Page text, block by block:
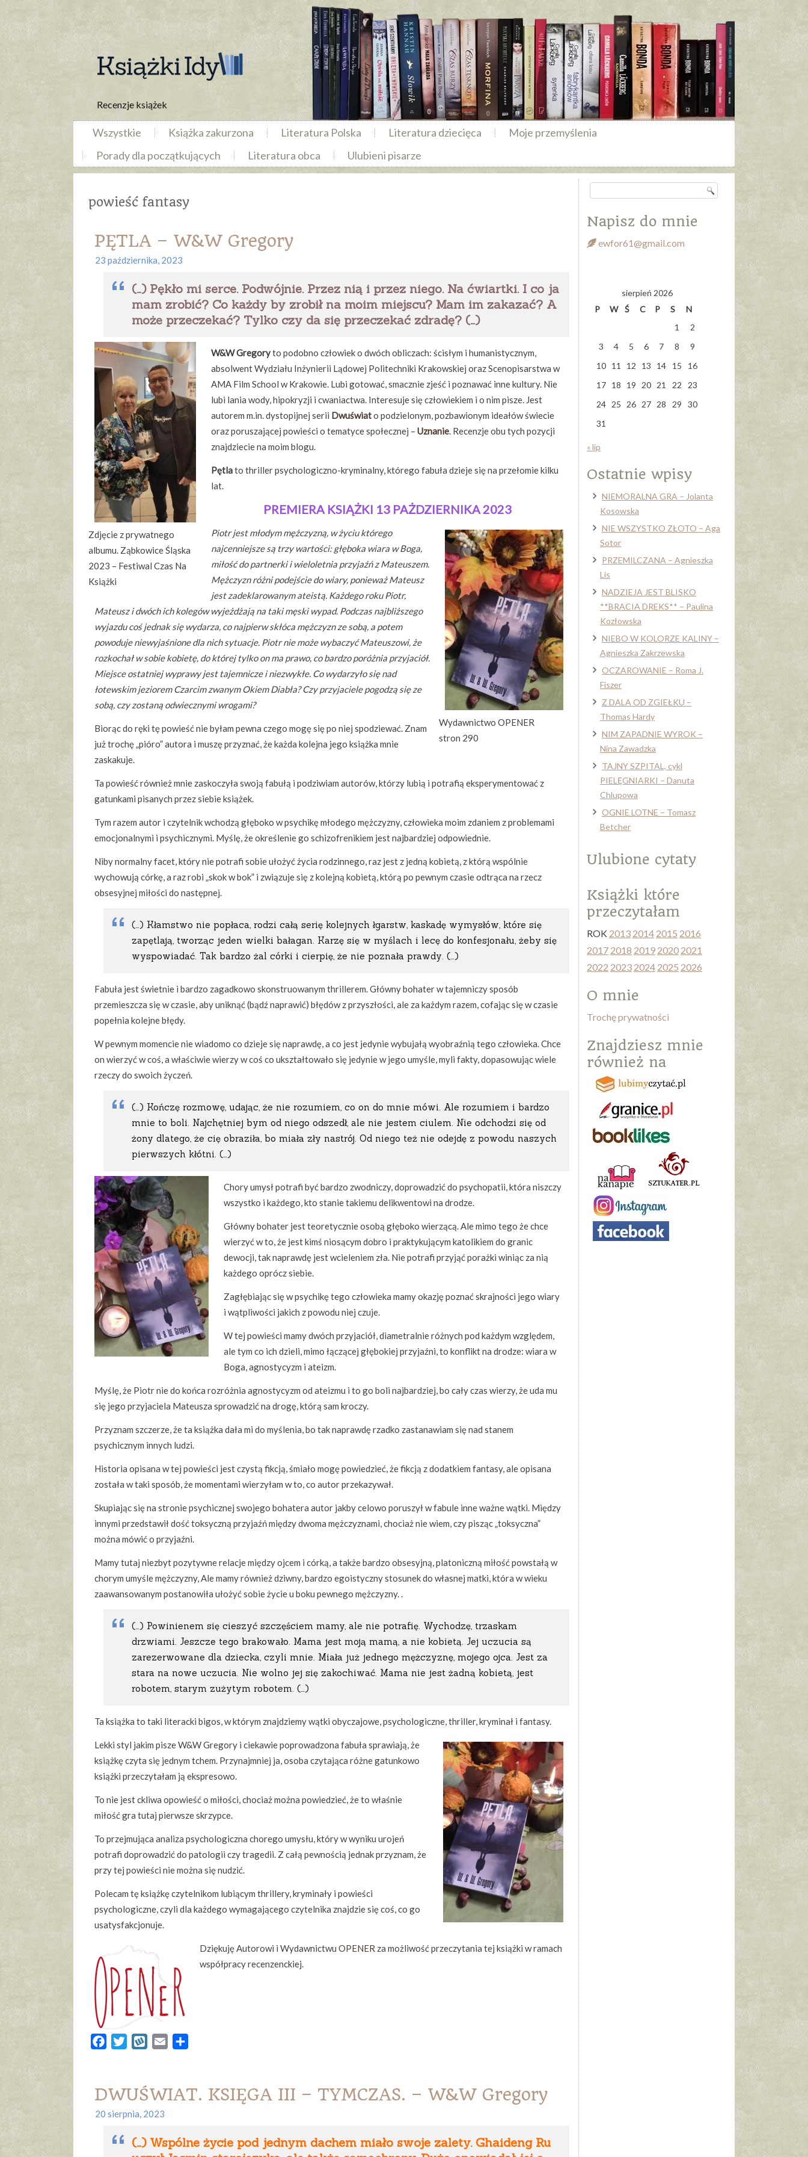
Recenzje książek
Wszystkie Książka zakurzona Literatura Polska Literatura dziecięca
Moje przemyślenia
Porady dla początkujących
Literatura obca Ulubieni pisarze
powieść fantasy
PĘTLA – W&W Gregory
23 października, 2023
(…) Pękło mi serce. Podwójnie. Przez nią i przez niego. Na ćwiartki. I co ja
mam zrobić? Co każdy by zrobił na moim miejscu? Mam im zakazać? A
może przeczekać? Tylko czy da się przeczekać zdradę? (…)
Zdjęcie z prywatnego
albumu. Ząbkowice Śląska
2023 – Festiwal Czas Na
Książki
W&W Gregoryto podobno człowiek o dwóch obliczach: ścisłym i humanistycznym,
absolwent Wydziału Inżynierii Lądowej Politechniki Krakowskiej oraz Scenopisarstwa w
AMA Film School w Krakowie. Lubi gotować, smacznie zjeść i poznawać inne kultury. Nie
lubi lania wody, hipokryzji i cwaniactwa. Interesuje się człowiekiem i o nim pisze. Jest
autorem m.in. dystopijnej serii Dwuświato podzielonym, pozbawionym ideałów świecie
oraz poruszającej powieści o tematyce społecznej – Uznanie. Recenzje obu tych pozycji
znajdziecie na moim blogu.
Pętlato thriller psychologiczno-kryminalny, którego fabuła dzieje się na przełomie kilku
lat.
PREMIERA KSIĄŻKI 13 PAŻDZIERNIKA 2023
Wydawnictwo OPENER
stron 290
Piotr jest młodym mężczyzną, w życiu którego
najcenniejsze są trzy wartości: głęboka wiara w Boga,
miłość do partnerki i wieloletnia przyjaźń z Mateuszem.
Mężczyzn różni podejście do wiary, ponieważ Mateusz
jest zadeklarowanym ateistą. Każdego roku Piotr,
Mateusz i dwóch ich kolegów wyjeżdżają na taki męski wypad. Podczas najbliższego
wyjazdu coś jednak się wydarza, co najpierw skłóca mężczyzn ze sobą, a potem
powoduje niewyjaśnione dla nich sytuacje. Piotr nie może wybaczyć Mateuszowi, że
rozkochał w sobie kobietę, do której tylko on ma prawo, co bardzo poróżnia przyjaciół.
Miejsce ostatniej wyprawy jest tajemnicze i niezwykłe. Co wydarzyło się nad
łotewskim jeziorem Czarcim zwanym Okiem Diabła? Czy przyjaciele pogodzą się ze
sobą, czy zostaną odwiecznymi wrogami?
Biorąc do ręki tę powieść nie byłam pewna czego mogę się po niej spodziewać. Znam
już trochę „pióro” autora i muszę przyznać, że każda kolejna jego książka mnie
zaskakuje.
Ta powieść również mnie zaskoczyła swoją fabułą i podziwiam autorów, którzy lubią i potrafią eksperymentować z
gatunkami pisanych przez siebie książek.
Tym razem autor i czytelnik wchodzą głęboko w psychikę młodego mężczyzny, człowieka moim zdaniem z problemami
emocjonalnymi i psychicznymi. Myślę, że określenie go schizofrenikiem jest najbardziej odpowiednie.
Niby normalny facet, który nie potrafi sobie ułożyć życia rodzinnego, raz jest z jedną kobietą, z którą wspólnie
wychowują córkę, a raz robi „skok w bok” i związuje się z kolejną kobietą, którą po pewnym czasie odtrąca na rzecz
obsesyjnej miłości do następnej.
(…) Kłamstwo nie popłaca, rodzi całą serię kolejnych łgarstw, kaskadę wymysłów, które się
zapętlają, tworząc jeden wielki bałagan. Karzę się w myślach i lecę do konfesjonału, żeby się
wyspowiadać. Tak bardzo żal córki i cierpię, że nie poznała prawdy. (…)
Fabuła jest świetnie i bardzo zagadkowo skonstruowanym thrillerem. Główny bohater w tajemniczy sposób
przemieszcza się w czasie, aby uniknąć (bądź naprawić) błędów z przyszłości, ale za każdym razem, cofając się w czasie
popełnia kolejne błędy.
W pewnym momencie nie wiadomo co dzieje się naprawdę, a co jest jedynie wybujałą wyobraźnią tego człowieka. Chce
on wierzyć w coś, a właściwie wierzy w coś co ukształtowało się jedynie w jego umyśle, myli fakty, dopasowując wiele
rzeczy do swoich życzeń.
(…) Kończę rozmowę, udając, że nie rozumiem, co on do mnie mówi. Ale rozumiem i bardzo
mnie to boli. Najchętniej bym od niego odszedł, ale nie jestem ciulem. Nie odchodzi się od
żony dlatego, że cię obraziła, bo miała zły nastrój. Od niego też nie odejdę z powodu naszych
pierwszych kłótni. (…)
Chory umysł potrafi być bardzo zwodniczy, doprowadzić do psychopatii, która niszczy
wszystko i każdego, kto stanie takiemu delikwentowi na drodze.
Główny bohater jest teoretycznie osobą głęboko wierzącą. Ale mimo tego że chce
wierzyć w to, że jest kimś niosącym dobro i praktykującym katolikiem do granic
dewocji, tak naprawdę jest wcieleniem zła. Nie potrafi przyjąć porażki winiąc za nią
każdego oprócz siebie.
Zagłębiając się w psychikę tego człowieka mamy okazję poznać skrajności jego wiary
i wątpliwości jakich z powodu niej czuje.
W tej powieści mamy dwóch przyjaciół, diametralnie różnych pod każdym względem,
ale tym co ich dzieli, mimo łączącej głębokiej przyjaźni, to konflikt na drodze: wiara w
Boga, agnostycyzm i ateizm.
Myślę, że Piotr nie do końca rozróżnia agnostycyzm od ateizmu i to go boli najbardziej, bo cały czas wierzy, że uda mu
się jego przyjaciela Mateusza sprowadzić na drogę, którą sam kroczy.
Przyznam szczerze, że ta książka dała mi do myślenia, bo tak naprawdę rzadko zastanawiam się nad stanem
psychicznym innych ludzi.
Historia opisana w tej powieści jest czystą fikcją, śmiało mogę powiedzieć, że fikcją z dodatkiem fantasy, ale opisana
została w taki sposób, że momentami wierzyłam w to, co autor przekazywał.
Skupiając się na stronie psychicznej swojego bohatera autor jakby celowo poruszył w fabule inne ważne wątki. Między
innymi przedstawił dość toksyczną przyjaźń między dwoma mężczyznami, chociaż nie wiem, czy pisząc „toksyczna”
można mówić o przyjaźni.
Mamy tutaj niezbyt pozytywne relacje między ojcem i córką, a także bardzo obsesyjną, platoniczną miłość powstałą w
chorym umyśle mężczyzny, Ale mamy również dziwny, bardzo egoistyczny stosunek do własnej matki, która w wieku
zaawansowanym postanowiła ułożyć sobie życie u boku pewnego mężczyzny. .
(…) Powinienem się cieszyć szczęściem mamy, ale nie potrafię. Wychodzę, trzaskam
drzwiami. Jeszcze tego brakowało. Mama jest moją mamą, a nie kobietą. Jej uczucia są
zarezerwowane dla dziecka, czyli mnie. Miała już jednego mężczyznę, mojego ojca. Jest za
stara na nowe uczucia. Nie wolno jej się zakochiwać. Mama nie jest żadną kobietą, jest
robotem, starym zużytym robotem. (…)
Ta książka to taki literacki bigos, w którym znajdziemy wątki obyczajowe, psychologiczne, thriller, kryminał i fantasy.
Lekki styl jakim pisze W&W Gregory i ciekawie poprowadzona fabuła sprawiają, że
książkę czyta się jednym tchem. Przynajmniej ja, osoba czytająca różne gatunkowo
książki przeczytałam ją ekspresowo.
To nie jest ckliwa opowieść o miłości, chociaż można powiedzieć, że to właśnie
miłość gra tutaj pierwsze skrzypce.
To przejmująca analiza psychologiczna chorego umysłu, który w wyniku urojeń
potrafi doprowadzić do patologii czy tragedii. Z całą pewnością jednak przyznam, że
przy tej powieści nie można się nudzić.
Polecam tę książkę czytelnikom lubiącym thrillery, kryminały i powieści
psychologiczne, czyli dla każdego wymagającego czytelnika znajdzie się coś, co go
usatysfakcjonuje.
Dziękuję Autorowi i Wydawnictwu OPENER za możliwość przeczytania tej książki w ramach
współpracy recenzenckiej.
FacebookTwitterWykopEmail
DWUŚWIAT. KSIĘGA III – TYMCZAS. – W&W Gregory
20 sierpnia, 2023
(…) Wspólne życie pod jednym dachem miało swoje zalety. Ghaideng Ru
Napisz do mnie
ewfor61@gmail.com
sierpień 2026
P
W Ś C P S
N
1
2
3
4 5 6 7 8
9
10
11 12 13 14 15
16
17
18 19 20 21 22
23
24
25 26 27 28 29
30
31
« lip
Ostatnie wpisy
NIEMORALNA GRA – Jolanta
Kosowska
NIE WSZYSTKO ZŁOTO – Aga
Sotor
PRZEMILCZANA – Agnieszka
Lis
NADZIEJA JEST BLISKO
**BRACIA DREKS** – Paulina
Kozłowska
NIEBO W KOLORZE KALINY –
Agnieszka Zakrzewska
OCZAROWANIE – Roma J.
Fiszer
Z DALA OD ZGIEŁKU –
Thomas Hardy
NIM ZAPADNIE WYROK –
Nina Zawadzka
TAJNY SZPITAL, cykl
PIELĘGNIARKI – Danuta
Chlupowa
OGNIE LOTNE – Tomasz
Betcher
Ulubione cytaty
Książki które
przeczytałam
ROK 2013 2014 2015 2016
2017 2018 2019 2020 2021
2022 2023 2024 2025 2026
O mnie
Trochę prywatności
Znajdziesz mnie
również na